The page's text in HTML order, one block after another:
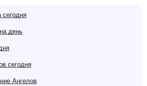
сегодня
день
сегодня
Ангелов